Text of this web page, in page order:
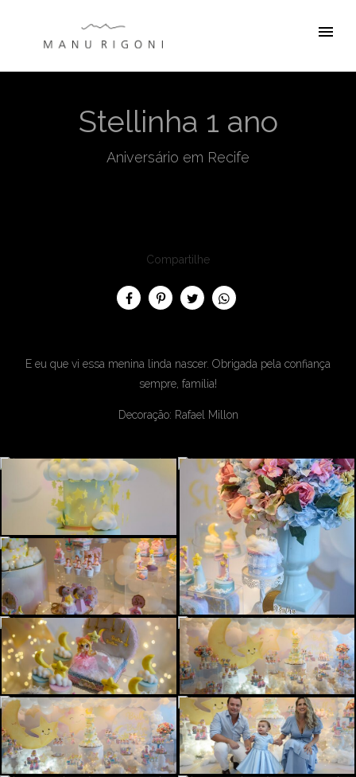
menu
Stellinha 1 ano
Aniversário em Recife
Compartilhe
E eu que vi essa menina linda nascer. Obrigada pela confiança
sempre, família!
Decoração: Rafael Millon